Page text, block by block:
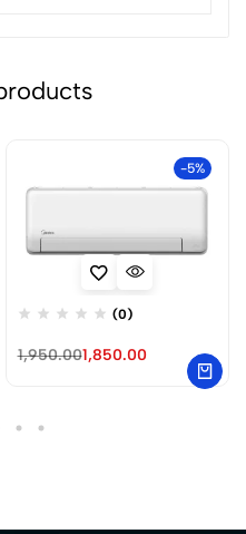
-5%
(0)
1,950.001,850.00